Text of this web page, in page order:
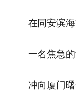
在同安滨
一名焦急
冲向厦门